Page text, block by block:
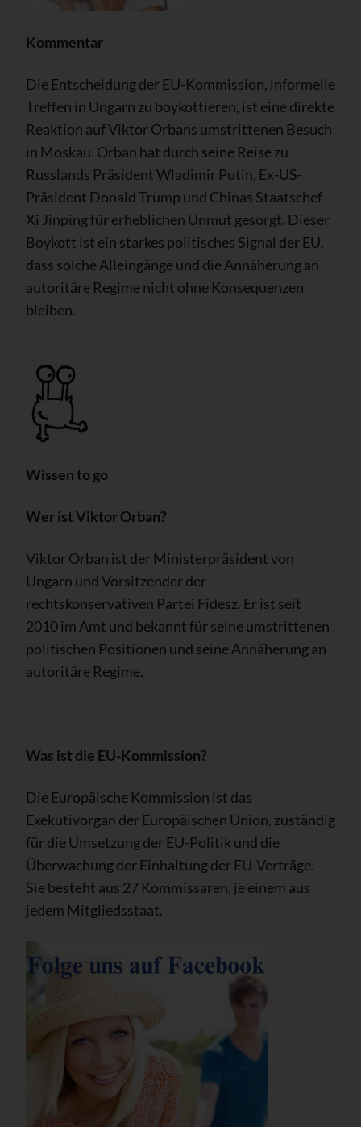
Kommentar
Die Entscheidung der EU-Kommission, informelle
Treffen in Ungarn zu boykottieren, ist eine direkte
Reaktion auf Viktor Orbans umstrittenen Besuch
in Moskau. Orban hat durch seine Reise zu
Russlands Präsident Wladimir Putin, Ex-US-
Präsident Donald Trump und Chinas Staatschef
Xi Jinping für erheblichen Unmut gesorgt. Dieser
Boykott ist ein starkes politisches Signal der EU,
dass solche Alleingänge und die Annäherung an
autoritäre Regime nicht ohne Konsequenzen
bleiben.
Wissen to go
Wer ist Viktor Orban?
Viktor Orban ist der Ministerpräsident von
Ungarn und Vorsitzender der
rechtskonservativen Partei Fidesz. Er ist seit
2010 im Amt und bekannt für seine umstrittenen
politischen Positionen und seine Annäherung an
autoritäre Regime.
Was ist die EU-Kommission?
Die Europäische Kommission ist das
Exekutivorgan der Europäischen Union, zuständig
für die Umsetzung der EU-Politik und die
Überwachung der Einhaltung der EU-Verträge.
Sie besteht aus 27 Kommissaren, je einem aus
jedem Mitgliedsstaat.